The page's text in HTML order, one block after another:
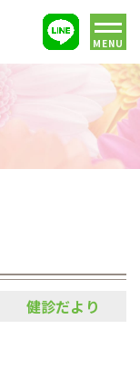
MENU
健診だより